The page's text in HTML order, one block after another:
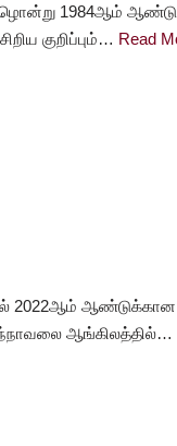
1984ஆம் ஆண்டு
குறிப்பும்… Read
2022ஆம் ஆண்டுக்கான
இந்நாவலை ஆங்கிலத்தில்…